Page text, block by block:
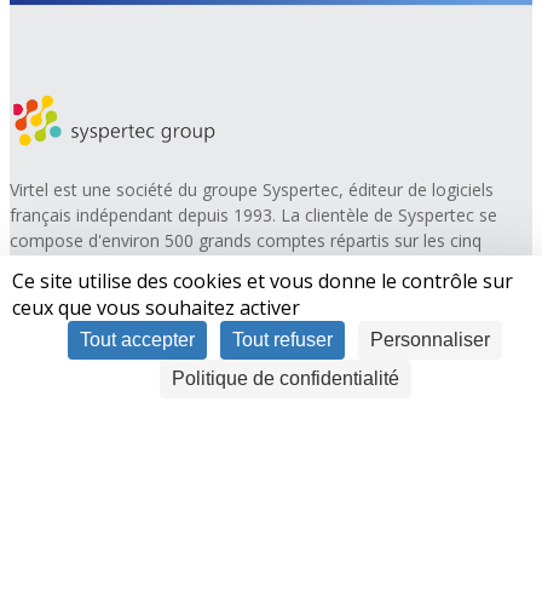
Ce site utilise des cookies et vous donne le contrôle sur
ceux que vous souhaitez activer
Tout accepter Tout refuser
Personnaliser
Politique de confidentialité
Virtel est une société du groupe Syspertec, éditeur de logiciels
français indépendant depuis 1993. La clientèle de Syspertec se
compose d'environ 500 grands comptes répartis sur les cinq
l'assurance, de l'administration, de la distribution et des services.
Les clients citent la facilité d'utilisation, la fiabilité, l'amélioration et
l'innovation permanentes des produits comme autant de raisons
d'acquérir une licence et d'utiliser Virtel.